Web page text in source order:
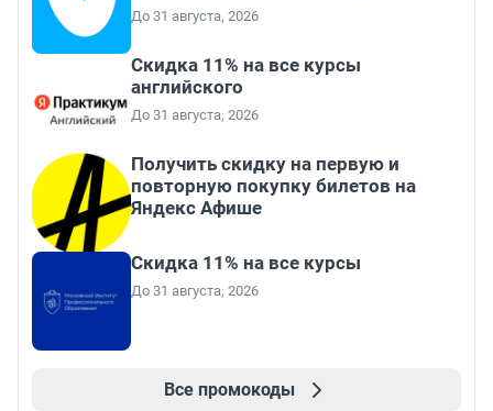
До 31 августа, 2026
Скидка 11% на все курсы
английского
До 31 августа, 2026
Получить скидку на первую и
повторную покупку билетов на
Яндекс Афише
Скидка 11% на все курсы
До 31 августа, 2026
Все промокоды